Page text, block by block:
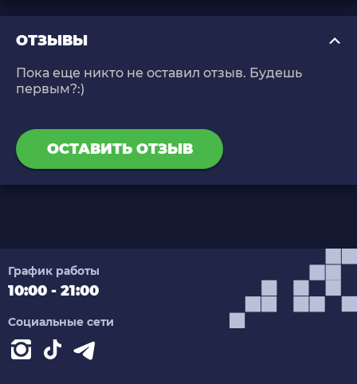
ОТЗЫВЫ
Пока еще никто не оставил отзыв. Будешь
первым?:)
ОСТАВИТЬ ОТЗЫВ
График работы
10:00 - 21:00
Социальные сети